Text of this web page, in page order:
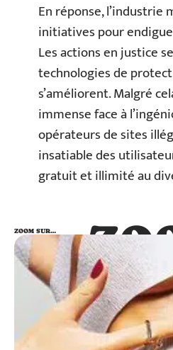
En réponse, l’industrie
initiatives pour
Les actions en justice
technologies de
s’améliorent. Malgré
immense face à
opérateurs de sites
insatiable des
gratuit et illimité au
ZOOM SUR…